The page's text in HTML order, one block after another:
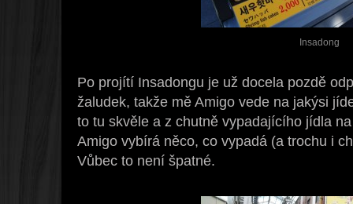
Insadong
Po projítí Insadongu je už docela pozdě
žaludek, takže mě Amigo vede na jakýsi
to tu skvěle a z chutně vypadajícího jídla
Amigo vybírá něco, co vypadá (a trochu i
Vůbec to není špatné.